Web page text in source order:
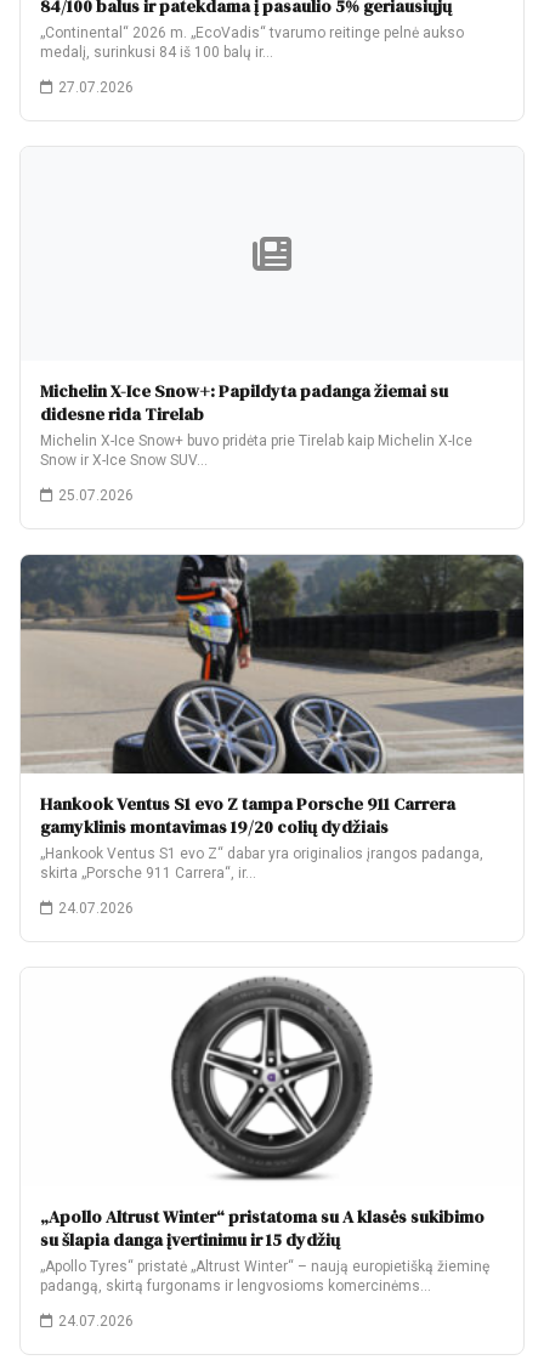
84/100 balus ir patekdama į pasaulio 5% geriausiųjų
„Continental“ 2026 m. „EcoVadis“ tvarumo reitinge pelnė aukso
medalį, surinkusi 84 iš 100 balų ir…
27.07.2026
Michelin X-Ice Snow+: Papildyta padanga žiemai su
didesne rida Tirelab
Michelin X-Ice Snow+ buvo pridėta prie Tirelab kaip Michelin X-Ice
Snow ir X-Ice Snow SUV…
25.07.2026
Hankook Ventus S1 evo Z tampa Porsche 911 Carrera
gamyklinis montavimas 19/20 colių dydžiais
„Hankook Ventus S1 evo Z“ dabar yra originalios įrangos padanga,
skirta „Porsche 911 Carrera“, ir…
24.07.2026
„Apollo Altrust Winter“ pristatoma su A klasės sukibimo
su šlapia danga įvertinimu ir 15 dydžių
„Apollo Tyres“ pristatė „Altrust Winter“ – naują europietišką žieminę
padangą, skirtą furgonams ir lengvosioms komercinėms…
24.07.2026